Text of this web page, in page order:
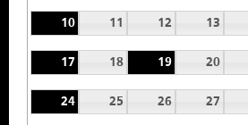
CONTACT
MENU
10 11 12 13
17 18 19 20
24 25 26 27